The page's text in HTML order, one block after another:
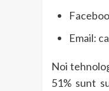
Email:
Noi
51% sunt